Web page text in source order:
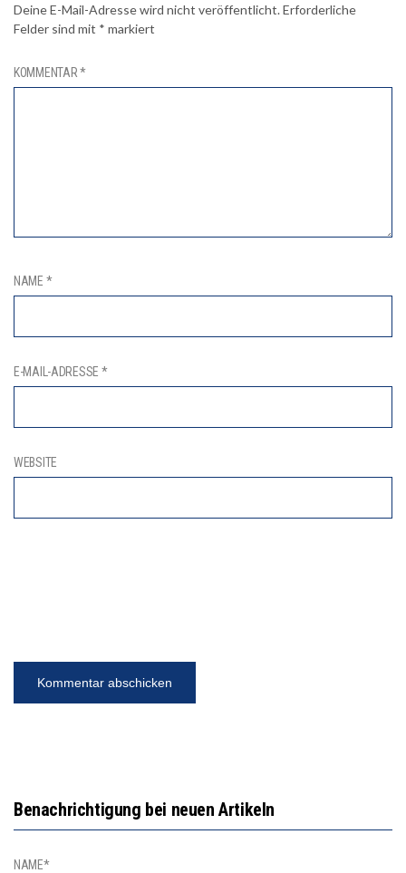
Deine E-Mail-Adresse wird nicht veröffentlicht.Erforderliche
Felder sind mit * markiert
KOMMENTAR*
NAME *
E-MAIL-ADRESSE *
WEBSITE
Benachrichtigung bei neuen Artikeln
NAME*